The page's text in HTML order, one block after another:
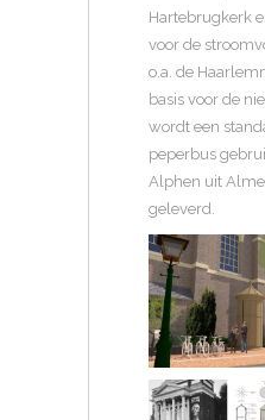
Hartebrugkerk
voor de
o.a. de
basis voor de
wordt een
peperbus
Alphen uit
geleverd.